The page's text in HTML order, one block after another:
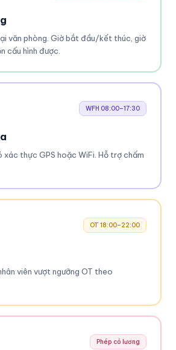
văn phòng. Giờ bắt đầu/kết thúc, giờ
cấu hình được.
WFH 08:00–17:30
xác thực GPS hoặc WiFi. Hỗ trợ chấm
OT 18:00–22:00
viên vượt ngưỡng OT theo
Phép có lương